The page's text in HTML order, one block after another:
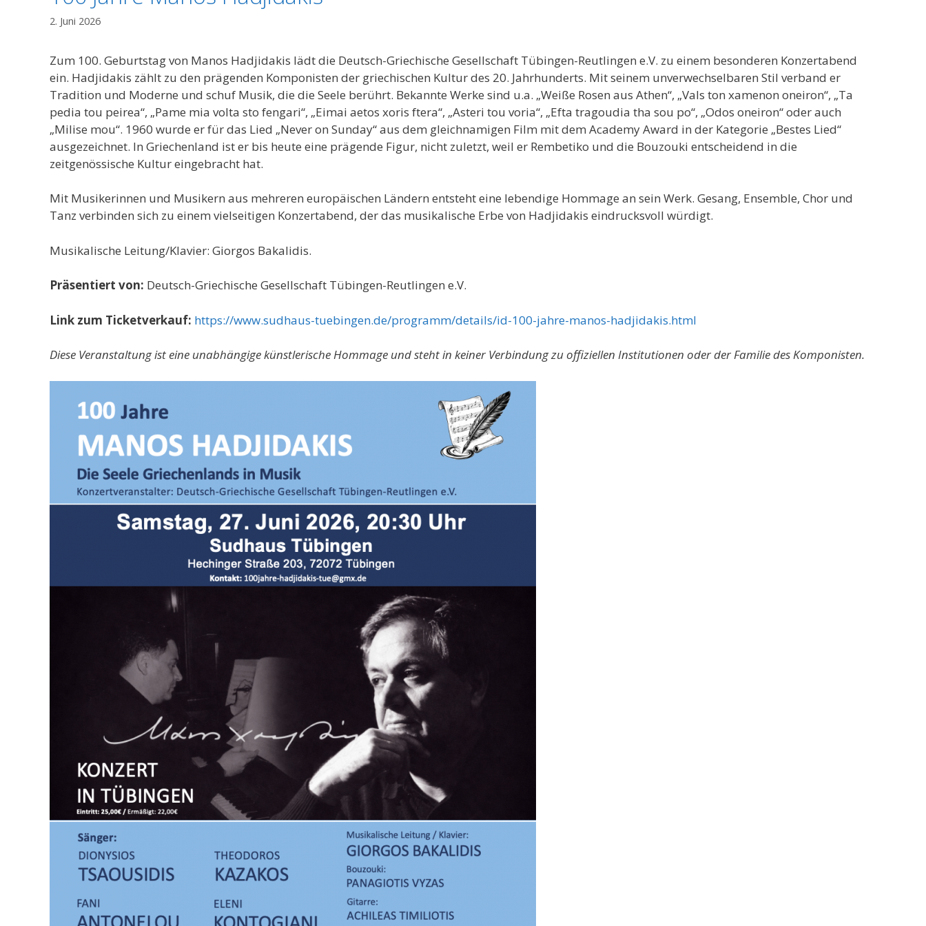
2. Juni 2026
Zum 100. Geburtstag von Manos Hadjidakis lädt die Deutsch-Griechische Gesellschaft Tübingen-Reutlingen e.V. zu einem besonderen Konzertabend
ein. Hadjidakis zählt zu den prägenden Komponisten der griechischen Kultur des 20. Jahrhunderts. Mit seinem unverwechselbaren Stil verband er
Tradition und Moderne und schuf Musik, die die Seele berührt. Bekannte Werke sind u.a. „Weiße Rosen aus Athen“, „Vals ton xamenon oneiron“, „Ta
pedia tou peirea“, „Pame mia volta sto fengari“, „Eimai aetos xoris ftera“, „Asteri tou voria“, „Efta tragoudia tha sou po“, „Odos oneiron“ oder auch
„Milise mou“. 1960 wurde er für das Lied „Never on Sunday“ aus dem gleichnamigen Film mit dem Academy Award in der Kategorie „Bestes Lied“
ausgezeichnet. In Griechenland ist er bis heute eine prägende Figur, nicht zuletzt, weil er Rembetiko und die Bouzouki entscheidend in die
zeitgenössische Kultur eingebracht hat.
Mit Musikerinnen und Musikern aus mehreren europäischen Ländern entsteht eine lebendige Hommage an sein Werk. Gesang, Ensemble, Chor und
Tanz verbinden sich zu einem vielseitigen Konzertabend, der das musikalische Erbe von Hadjidakis eindrucksvoll würdigt.
Musikalische Leitung/Klavier: Giorgos Bakalidis.
Präsentiert von: Deutsch-Griechische Gesellschaft Tübingen-Reutlingen e.V.
Link zum Ticketverkauf: https://www.sudhaus-tuebingen.de/programm/details/id-100-jahre-manos-hadjidakis.html
Diese Veranstaltung ist eine unabhängige künstlerische Hommage und steht in keiner Verbindung zu offiziellen Institutionen oder der Familie des Komponisten.